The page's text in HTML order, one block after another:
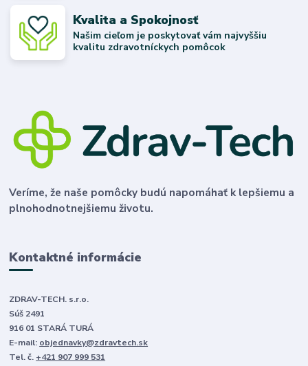
Kvalita a Spokojnosť
Našim cieľom je poskytovať vám najvyššiu
kvalitu zdravotníckych pomôcok
Veríme, že naše pomôcky budú napomáhať k lepšiemu a
plnohodnotnejšiemu životu.
Kontaktné informácie
ZDRAV-TECH. s.r.o.
Súš 2491
916 01 STARÁ TURÁ
E-mail: objednavky@zdravtech.sk
Tel. č. +421 907 999 531